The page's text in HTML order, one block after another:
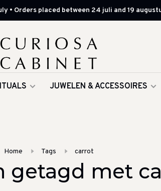
• Orders placed between 24 juli and 19
JUWELEN & ACCESSOIRES
Home Tags carrot
getagd met